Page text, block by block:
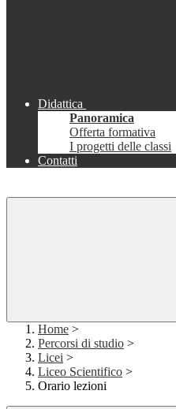
Didattica
Panoramica
Offerta formativa
I progetti delle classi
Contatti
Home >
Percorsi di studio >
Licei >
Liceo Scientifico >
Orario lezioni